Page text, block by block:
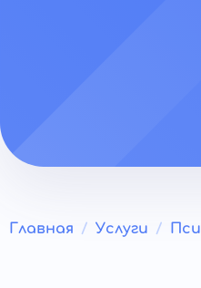
Главная Услуги